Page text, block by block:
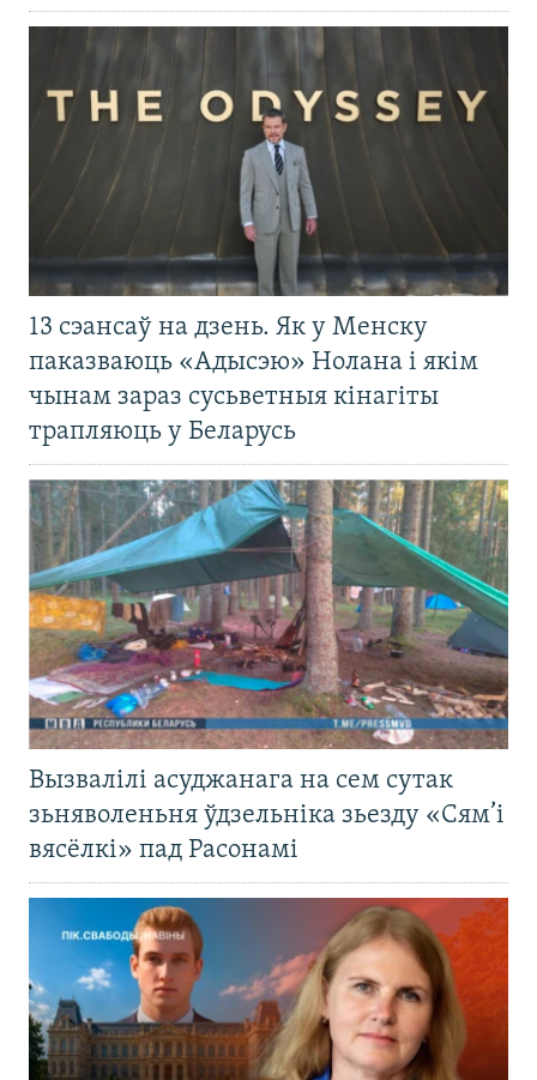
13 сэансаў на дзень. Як у Менску
паказваюць «Адысэю» Нолана і якім
чынам зараз сусьветныя кінагіты
трапляюць у Беларусь
Вызвалілі асуджанага на сем сутак
зьняволеньня ўдзельніка зьезду «Сям’і
вясёлкі» пад Расонамі